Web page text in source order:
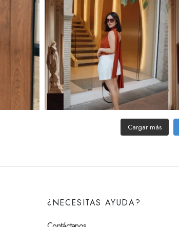
Cargar más
¿NECESITAS AYUDA?